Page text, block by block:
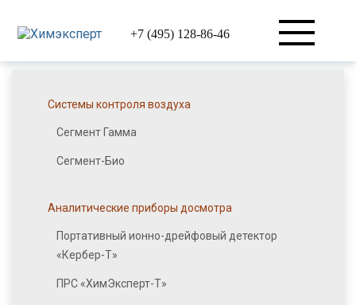
+7 (495) 128-86-46
Системы контроля воздуха
Сегмент Гамма
Сегмент-Био
Аналитические приборы досмотра
Портативный ионно-дрейфовый детектор
«Кербер-Т»
ПРС «ХимЭксперт-Т»